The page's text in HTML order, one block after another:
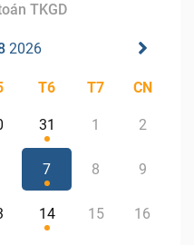
TKGD
2026
T6 T7 CN
31 1 2
7 8 9
14 15 16